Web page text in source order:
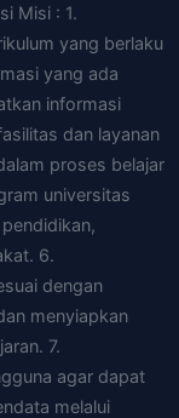
Misi : 1.
yang berlaku
yang ada
informasi
dan layanan
proses belajar
universitas
6.
dengan
menyiapkan
7.
agar dapat
melalui